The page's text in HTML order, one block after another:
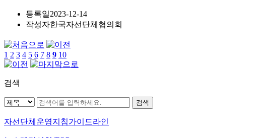
등록일2023-12-14
작성자한국자선단체협의회
1 2 3 4 5 6 7 8 9 10
검색
자선단체 운영지침가이드라인